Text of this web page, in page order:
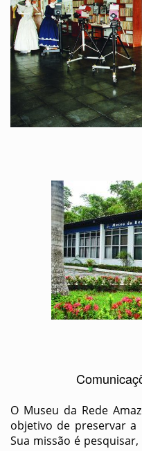
O Museu da Rede
objetivo de preservar a
Sua missão é